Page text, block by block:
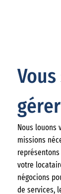
Nous louons
missions
votre
négocions
de services,